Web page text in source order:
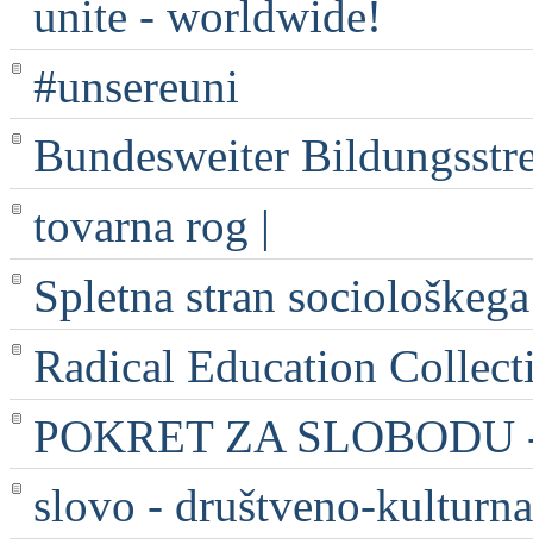
unite - worldwide!
#unsereuni
Bundesweiter
tovarna rog |
Spletna stran
Radical Education
POKRET ZA SLOBODU
slovo - društveno-